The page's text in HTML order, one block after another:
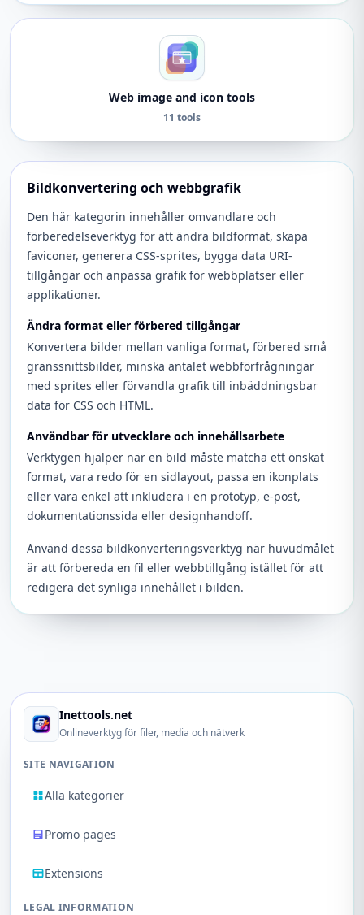
Web image and icon tools
11 tools
Bildkonvertering och webbgrafik
Den här kategorin innehåller omvandlare och
förberedelseverktyg för att ändra bildformat, skapa
faviconer, generera CSS-sprites, bygga data URI-
tillgångar och anpassa grafik för webbplatser eller
applikationer.
Ändra format eller förbered tillgångar
Konvertera bilder mellan vanliga format, förbered små
gränssnittsbilder, minska antalet webbförfrågningar
med sprites eller förvandla grafik till inbäddningsbar
data för CSS och HTML.
Användbar för utvecklare och innehållsarbete
Verktygen hjälper när en bild måste matcha ett önskat
format, vara redo för en sidlayout, passa en ikonplats
eller vara enkel att inkludera i en prototyp, e-post,
dokumentationssida eller designhandoff.
Använd dessa bildkonverteringsverktyg när huvudmålet
är att förbereda en fil eller webbtillgång istället för att
redigera det synliga innehållet i bilden.
Inettools.net
Onlineverktyg för filer, media och nätverk
SITE NAVIGATION
Alla kategorier
Promo pages
Extensions
LEGAL INFORMATION